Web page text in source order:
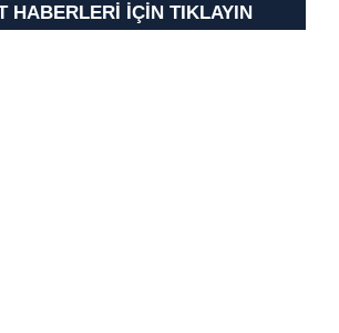
HABERLERİ İÇİN TIKLAYIN